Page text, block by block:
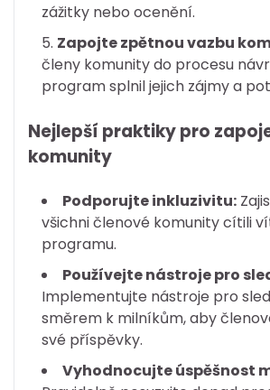
zážitky nebo ocenění.
Zapojte zpětnou vazbu
členy komunity do procesu
program splnil jejich zájmy a
Nejlepší praktiky pro
komunity
Podporujte inkluzivitu:
všichni členové komunity cítili
programu.
Používejte nástroje pro
Implementujte nástroje pro
směrem k milníkům, aby
své příspěvky.
Vyhodnocujte úspěšnost